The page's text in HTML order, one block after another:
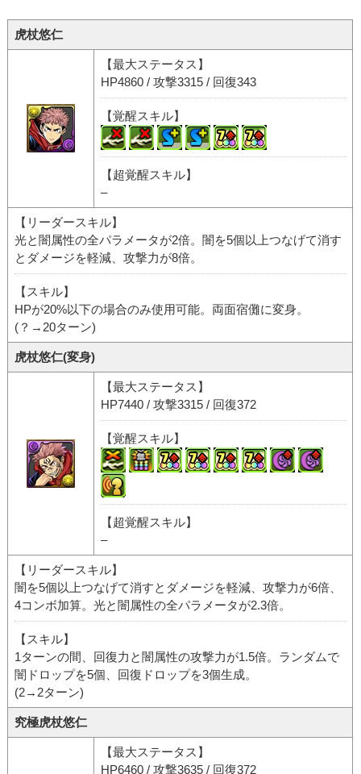
虎杖悠仁
【最大ステータス】
HP4860 / 攻撃3315 / 回復343
【覚醒スキル】
【超覚醒スキル】
–
【リーダースキル】
光と闇属性の全パラメータが2倍。闇を5個以上つなげて消す
とダメージを軽減、攻撃力が8倍。
【スキル】
HPが20%以下の場合のみ使用可能。両面宿儺に変身。
(？→20ターン)
虎杖悠仁(変身)
【最大ステータス】
HP7440 / 攻撃3315 / 回復372
【覚醒スキル】
【超覚醒スキル】
–
【リーダースキル】
闇を5個以上つなげて消すとダメージを軽減、攻撃力が6倍、
4コンボ加算。光と闇属性の全パラメータが2.3倍。
【スキル】
1ターンの間、回復力と闇属性の攻撃力が1.5倍。ランダムで
闇ドロップを5個、回復ドロップを3個生成。
(2→2ターン)
究極虎杖悠仁
【最大ステータス】
HP6460 / 攻撃3635 / 回復372